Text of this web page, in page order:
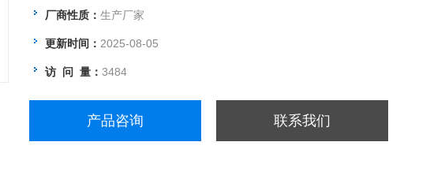
厂商性质： 生产厂家
更新时间： 2025-08-05
访 问 量： 3484
产品咨询 联系我们